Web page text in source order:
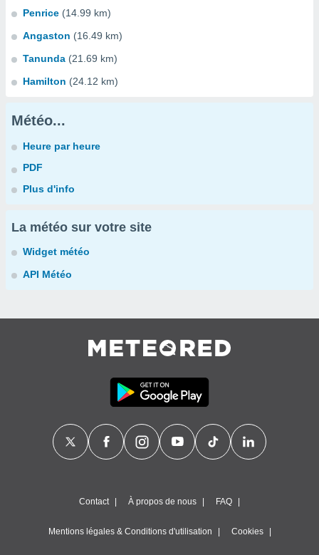
Penrice (14.99 km)
Angaston (16.49 km)
Tanunda (21.69 km)
Hamilton (24.12 km)
Météo...
Heure par heure
PDF
Plus d'info
La météo sur votre site
Widget météo
API Météo
Contact À propos de nous FAQ
Mentions légales & Conditions d'utilisation Cookies